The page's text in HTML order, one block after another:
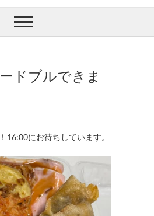
ドブルできま
16:00にお待ちしています。